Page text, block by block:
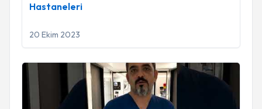
Hastaneleri
20 Ekim 2023
Beyin ve Sinir Cerrahisi Uzmanı - Op. Dr. Seyhan Orak |